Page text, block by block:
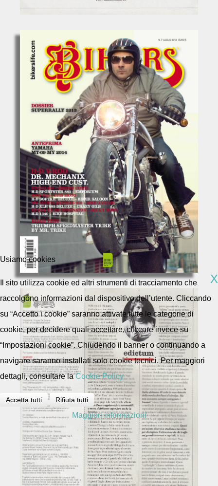
Usiamo cookies
X
Il sito utilizza cookie ed altri strumenti di tracciamento che
raccolgono informazioni dal dispositivo dell’utente. Cliccando
su “Accetto i cookie” saranno attivate tutte le categorie di
cookie, per decidere quali accettare, cliccare invece su
“Impostazioni cookie”. Chiudendo il banner o continuando a
navigare saranno installati solo cookie tecnici. Per maggiori
dettagli, consultare laCookie Policy
Accetta tutti Rifiuta tutti
Maggiori informazioni